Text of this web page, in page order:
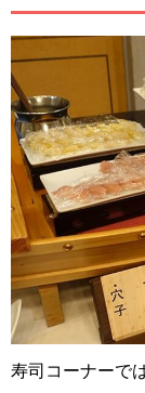
寿司コーナーで